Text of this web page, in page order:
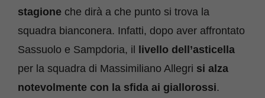
stagione che dirà a che punto si trova la
squadra bianconera. Infatti, dopo aver affrontato
Sassuolo e Sampdoria, il
livello dell’asticella
per la squadra di Massimiliano Allegri si alza
notevolmente con la sfida ai giallorossi.